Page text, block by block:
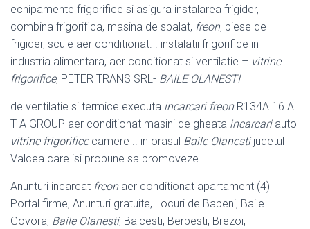
echipamente frigorifice si asigura instalarea frigider,
combina frigorifica, masina de spalat, freon, piese de
frigider, scule aer conditionat. . instalatii frigorifice in
industria alimentara, aer conditionat si ventilatie – vitrine
frigorifice, PETER TRANS SRL- BAILE OLANESTI
de ventilatie si termice executa incarcari freonR134A 16 A
T A GROUP aer conditionat masini de gheata incarcariauto
vitrine frigorificecamere .. in orasul Baile Olanestijudetul
Valcea care isi propune sa promoveze
Anunturi incarcat freonaer conditionat apartament (4)
Portal firme, Anunturi gratuite, Locuri de Babeni, Baile
Govora, Baile Olanesti, Balcesti, Berbesti, Brezoi,